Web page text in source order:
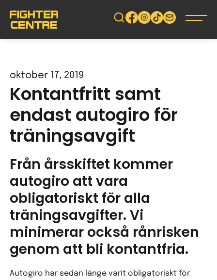
vidare
oktober 17, 2019
Kontantfritt samt
endast autogiro för
träningsavgift
Från årsskiftet kommer
autogiro att vara
obligatoriskt för alla
träningsavgifter. Vi
minimerar också rånrisken
genom att bli kontantfria.
Autogiro har sedan länge varit obligatoriskt för